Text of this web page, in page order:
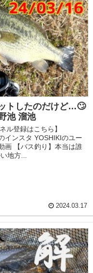
トしたのだけど…🙄
池 溜池
登録はこちら】
インスタ YOSHIKIのユー
画 【バス釣り】本当は誰
地方...
2024.03.17